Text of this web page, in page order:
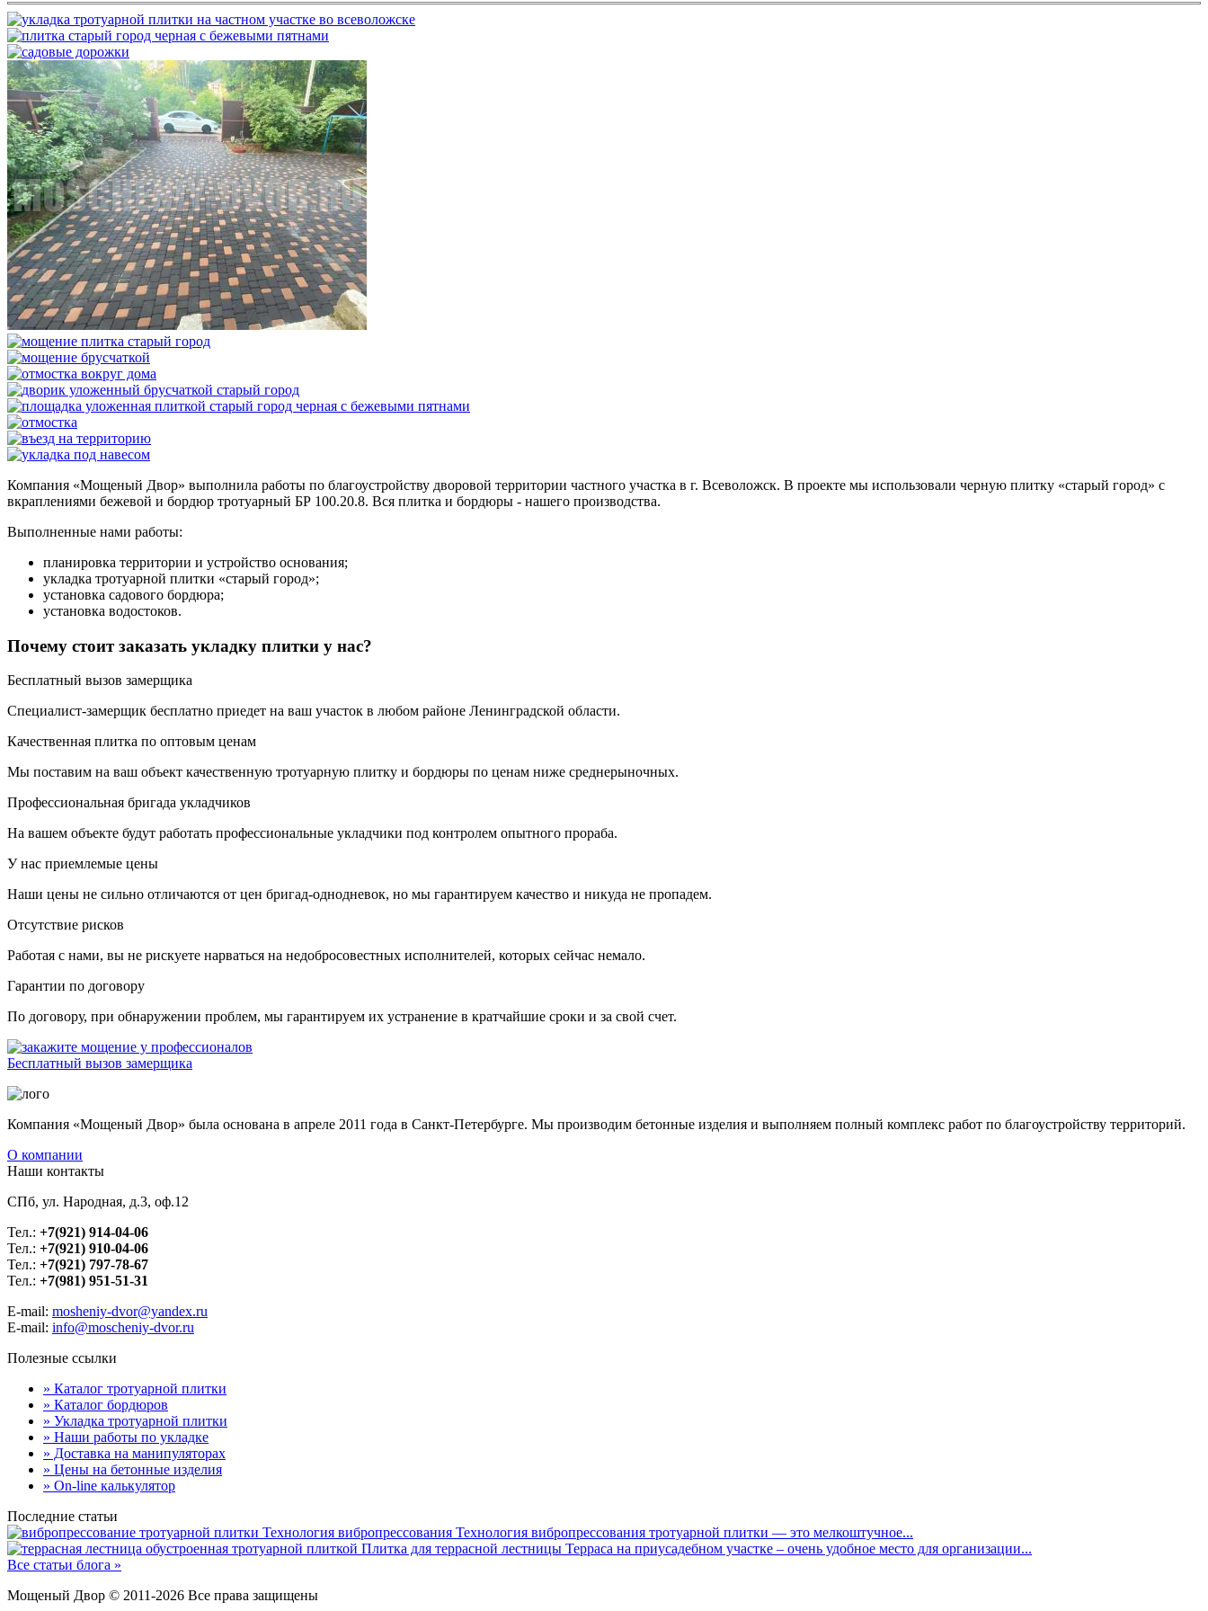
Компания «Мощеный Двор» выполнила работы по благоустройству дворовой территории частного участка в г. Всеволожск. В проекте мы использовали черную плитку «старый город» с
вкраплениями бежевой и бордюр тротуарный БР 100.20.8. Вся плитка и бордюры - нашего производства.
Выполненные нами работы:
планировка территории и устройство основания;
укладка тротуарной плитки «старый город»;
установка садового бордюра;
установка водостоков.
Почему стоит заказать укладку плитки у нас?
Бесплатный вызов замерщика
Специалист-замерщик бесплатно приедет на ваш участок в любом районе Ленинградской области.
Качественная плитка по оптовым ценам
Мы поставим на ваш объект качественную тротуарную плитку и бордюры по ценам ниже среднерыночных.
Профессиональная бригада укладчиков
На вашем объекте будут работать профессиональные укладчики под контролем опытного прораба.
У нас приемлемые цены
Наши цены не сильно отличаются от цен бригад-однодневок, но мы гарантируем качество и никуда не пропадем.
Отсутствие рисков
Работая с нами, вы не рискуете нарваться на недобросовестных исполнителей, которых сейчас немало.
Гарантии по договору
По договору, при обнаружении проблем, мы гарантируем их устранение в кратчайшие сроки и за свой счет.
Бесплатный вызов замерщика
Компания «Мощеный Двор» была основана в апреле 2011 года в Санкт-Петербурге. Мы производим бетонные изделия и выполняем полный комплекс работ по благоустройству территорий.
О компании
Наши контакты
СПб, ул. Народная, д.3, оф.12
Тел.: +7(921) 914-04-06
Тел.: +7(921) 910-04-06
Тел.: +7(921) 797-78-67
Тел.: +7(981) 951-51-31
E-mail: mosheniy-dvor@yandex.ru
E-mail: info@moscheniy-dvor.ru
Полезные ссылки
» Каталог тротуарной плитки
» Каталог бордюров
» Укладка тротуарной плитки
» Наши работы по укладке
» Доставка на манипуляторах
» Цены на бетонные изделия
» On-line калькулятор
Последние статьи
Технология вибропрессования Технология вибропрессования тротуарной плитки — это мелкоштучное...
Плитка для террасной лестницы Терраса на приусадебном участке – очень удобное место для организации...
Все статьи блога »
Мощеный Двор © 2011-2026 Все права защищены